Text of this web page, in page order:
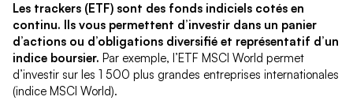
Les trackers (ETF) sont des fonds indiciels cotés en
continu. Ils vous permettent d’investir dans un panier
d’actions ou d’obligations diversifié et représentatif d’un
indice boursier. Par exemple, l’ETF MSCI World permet
d’investir sur les 1 500 plus grandes entreprises internationales
(indice MSCI World).